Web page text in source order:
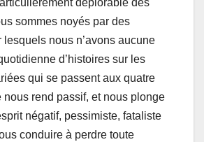
déplorable des
sommes noyés par des
lesquels nous n’avons aucune
d’histoires sur les
qui se passent aux quatre
nous rend passif, et nous plonge
négatif, pessimiste, fataliste
conduire à perdre toute